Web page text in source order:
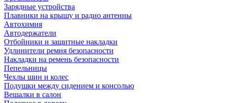
Зарядные устройства
Плавники на крышу и радио антенны
Автохимия
Автодержатели
Отбойники и защитные накладки
Удлинители ремня безопасности
Накладки на ремень безопасности
Пепельницы
Чехлы шин и колес
Подушки между сидением и консолью
Вешалки в салон